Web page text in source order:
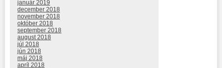
január 2019
december 2018
november 2018
október 2018
september 2018
august 2018
júl 2018
jún 2018
máj 2018
apríl 2018